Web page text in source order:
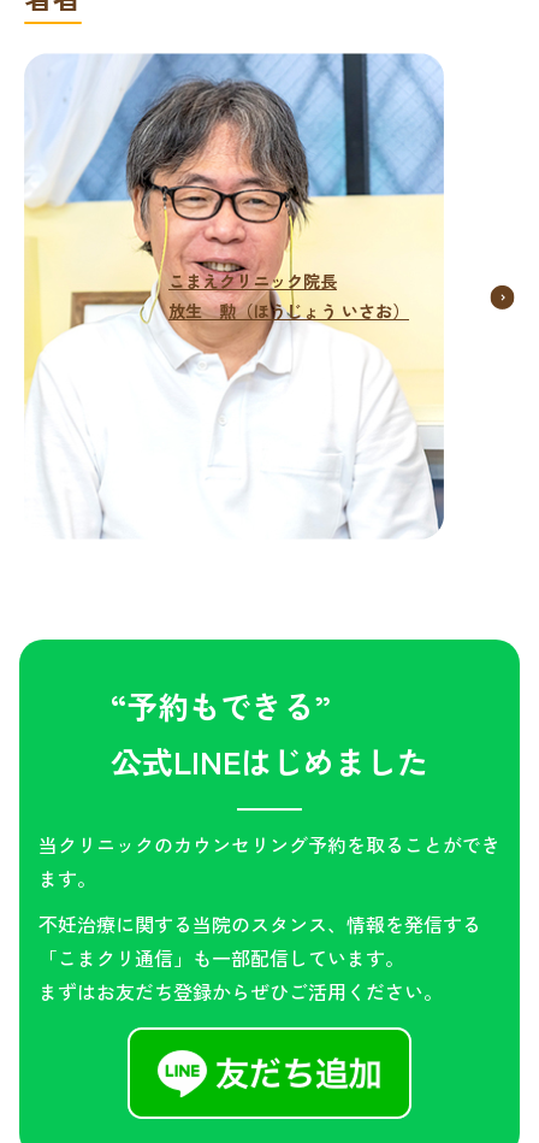
こまえクリニック院長
放生 勲（ほうじょう いさお）
“予約もできる”
公式LINEはじめました
当クリニックのカウンセリング予約を取ることができ
ます。
不妊治療に関する当院のスタンス、情報を発信する
「こまクリ通信」も一部配信しています。
まずはお友だち登録からぜひご活用ください。